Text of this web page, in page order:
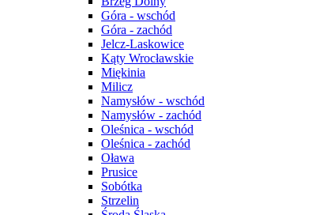
Góra - wschód
Góra - zachód
Jelcz-Laskowice
Kąty Wrocławskie
Miękinia
Milicz
Namysłów - wschód
Namysłów - zachód
Oleśnica - wschód
Oleśnica - zachód
Oława
Prusice
Sobótka
Strzelin